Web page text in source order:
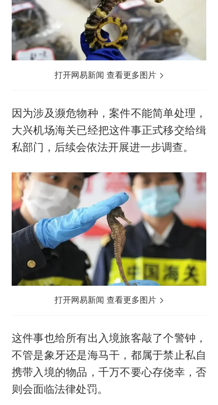
打开网易新闻 查看更多图片
因为涉及濒危物种，案件不能简单处理，
大兴机场海关已经把这件事正式移交给缉
私部门，后续会依法开展进一步调查。
打开网易新闻 查看更多图片
这件事也给所有出入境旅客敲了个警钟，
不管是象牙还是海马干，都属于禁止私自
携带入境的物品，千万不要心存侥幸，否
则会面临法律处罚。